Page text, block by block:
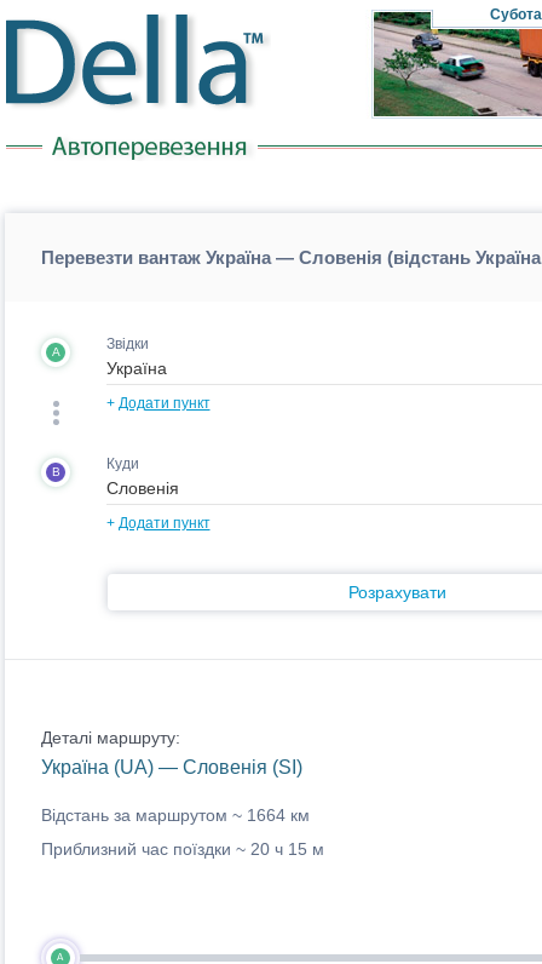
Субота
Перевезти вантаж Україна — Словенія (відстань
A Звідки
+ Додати пункт
B Куди
+ Додати пункт
Розрахувати
Деталі маршруту:
Україна (UA) — Словенія (SI)
Відстань за маршрутом ~ 1664 км
Приблизний час поїздки ~ 20 ч 15 м
A